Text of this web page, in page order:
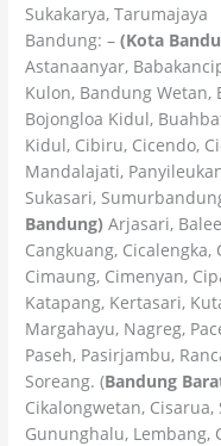
Sukakarya, Tarumajaya
Bandung: –(Kota
Astanaanyar,
Kulon, Bandung Wetan,
Bojongloa Kidul,
Kidul, Cibiru, Cicendo,
Mandalajati,
Sukasari,
Bandung) Arjasari,
Cangkuang,
Cimaung, Cimenyan,
Katapang, Kertasari,
Margahayu, Nagreg,
Paseh, Pasirjambu,
Soreang. (Bandung
Cikalongwetan,
Gununghalu, Lembang,